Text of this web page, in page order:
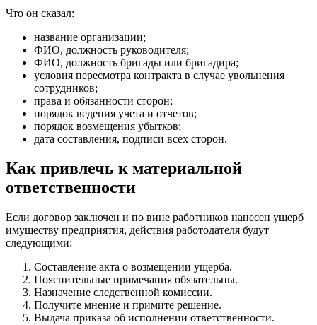
Что он сказал:
название организации;
ФИО, должность руководителя;
ФИО, должность бригады или бригадира;
условия пересмотра контракта в случае увольнения
сотрудников;
права и обязанности сторон;
порядок ведения учета и отчетов;
порядок возмещения убытков;
дата составления, подписи всех сторон.
Как привлечь к материальной
ответственности
Если договор заключен и по вине работников нанесен ущерб
имуществу предприятия, действия работодателя будут
следующими:
Составление акта о возмещении ущерба.
Пояснительные примечания обязательны.
Назначение следственной комиссии.
Получите мнение и примите решение.
Выдача приказа об исполнении ответственности.